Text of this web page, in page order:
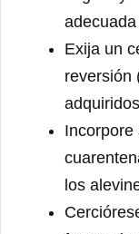
Exija un
reversión
Incorpore
los